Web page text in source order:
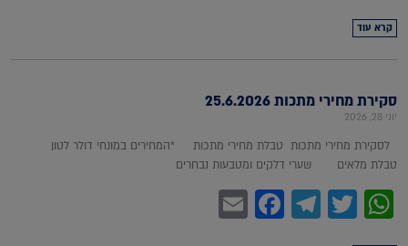
קרא עוד
סקירת מחירי מתכות 25.6.2026
יוני 28, 2026
לסקירת מחירי מתכות טבלת מחירי מתכות *המחירים במונחי דולר לטון
טבלת מלאים שערי דלקים ומטבעות נבחרים
WhatsApp
Twitter
Telegram
Facebook